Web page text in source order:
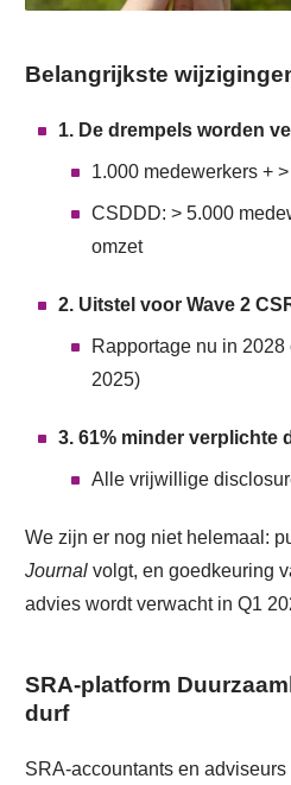
Belangrijkste
1. De drempels worden
1.000 medewerkers +
CSDDD: > 5.000
omzet
2. Uitstel voor Wave 2
Rapportage nu in
2025)
3. 61% minder verplichte
Alle vrijwillige
We zijn er nog niet helemaal:
Journal volgt, en goedkeuring
advies wordt verwacht in Q1
SRA-platform
durf
SRA-accountants en